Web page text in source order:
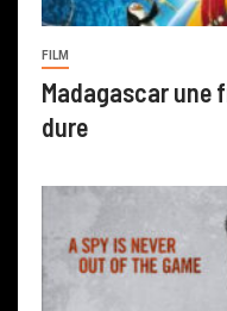
FILM
Madagascar une
dure